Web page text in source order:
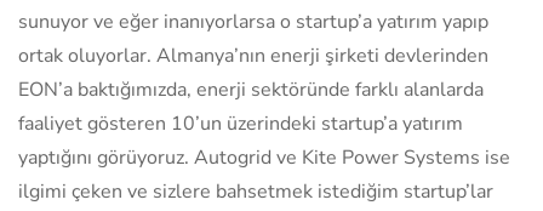
sunuyor ve eğer inanıyorlarsa o startup’a yatırım yapıp
ortak oluyorlar. Almanya’nın enerji şirketi devlerinden
EON’a baktığımızda, enerji sektöründe farklı alanlarda
faaliyet gösteren 10’un üzerindeki startup’a yatırım
yaptığını görüyoruz. Autogrid ve Kite Power Systems ise
ilgimi çeken ve sizlere bahsetmek istediğim startup’lar